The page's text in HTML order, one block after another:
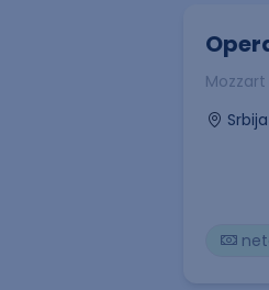
Mozzart
Srbija